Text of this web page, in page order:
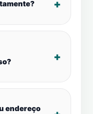
endereço